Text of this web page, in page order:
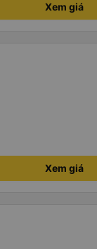
Xem giá
Xem giá